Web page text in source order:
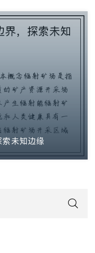
未知边缘